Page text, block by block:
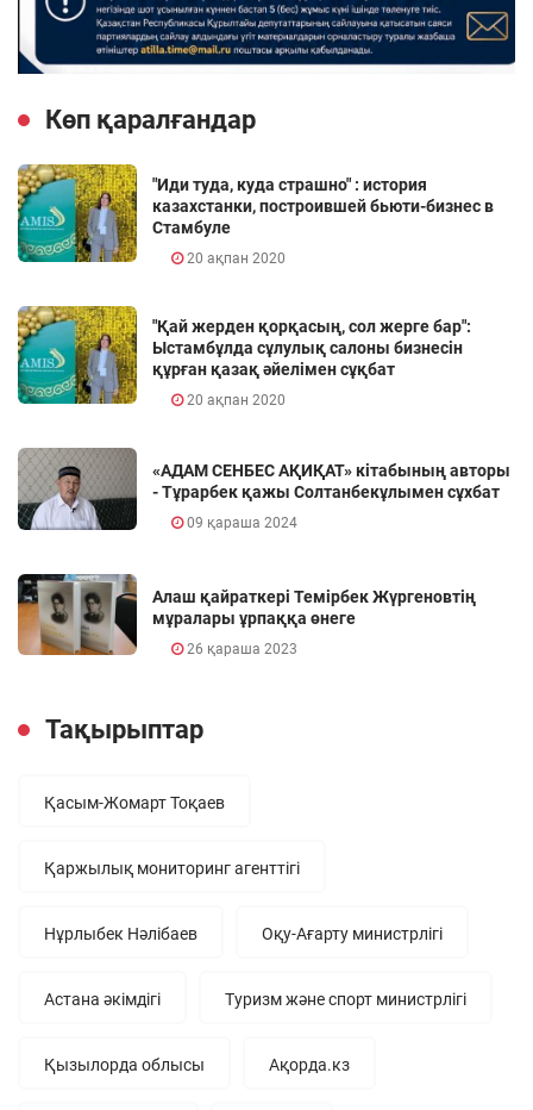
Көп қаралғандар
"Иди туда, куда страшно" : история
казахстанки, построившей бьюти-бизнес в
Стамбуле
20 ақпан 2020
"Қай жерден қорқасың, сол жерге бар":
Ыстамбұлда сұлулық салоны бизнесін
құрған қазақ әйелімен сұқбат
20 ақпан 2020
«АДАМ СЕНБЕС АҚИҚАТ» кітабының авторы
- Тұрарбек қажы Солтанбекұлымен сұхбат
09 қараша 2024
Алаш қайраткері Темірбек Жүргеновтің
мұралары ұрпаққа өнеге
26 қараша 2023
Тақырыптар
Қасым-Жомарт Тоқаев
Қаржылық мониторинг агенттігі
Нұрлыбек Нәлібаев Оқу-Ағарту министрлігі
Астана әкімдігі Туризм және спорт министрлігі
Қызылорда облысы Ақорда.кз